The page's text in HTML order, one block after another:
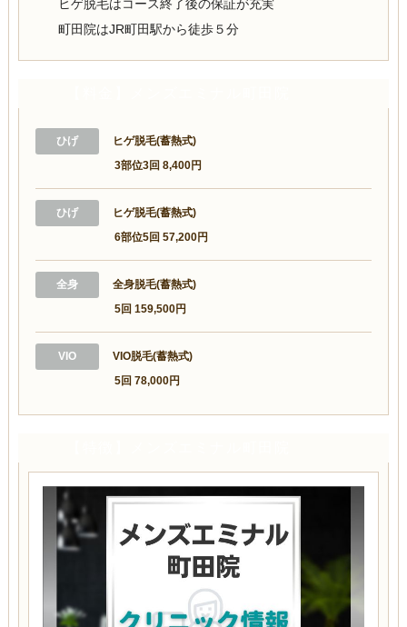
ヒゲ脱毛はコース終了後の保証が充実
町田院はJR町田駅から徒歩５分
ひげ
ヒゲ脱毛(蓄熱式)
3部位3回 8,400円
ひげ
ヒゲ脱毛(蓄熱式)
6部位5回 57,200円
全身
全身脱毛(蓄熱式)
5回 159,500円
VIO
VIO脱毛(蓄熱式)
5回 78,000円